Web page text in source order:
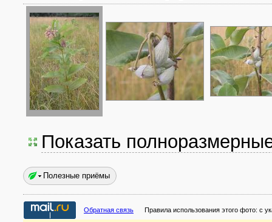
Показать
Полезные приёмы
Обратная связь Правила использования этого фото: с